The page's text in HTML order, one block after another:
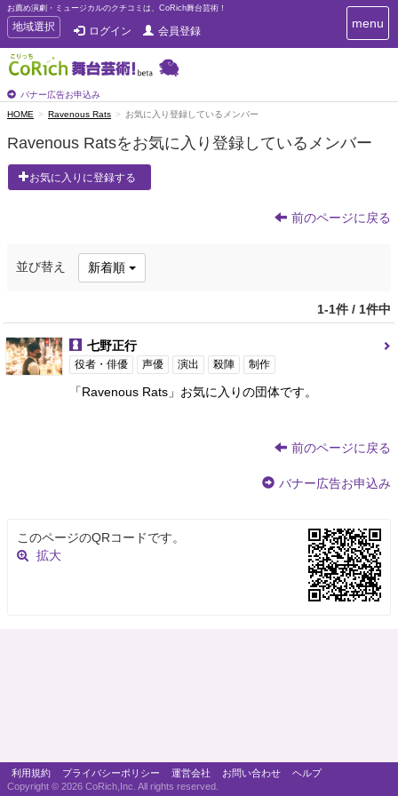
お薦め演劇・ミュージカルのクチコミは、CoRich舞台芸術！
T
o
g
g
e
n
v
i
a
地域選択 ログイン 会員登録
バナー広告お申込み
T
o
a
a
menu
HOME Ravenous Rats お気に入り登録しているメンバー
Ravenous Ratsをお気に入り登録しているメンバー
お気に入りに登録する
前のページに戻る
並び替え 新着順
1-1件 / 1件中
七野正行
役者・俳優 声優 演出 殺陣 制作
「Ravenous Rats」お気に入りの団体です。
前のページに戻る
バナー広告お申込み
このページのQRコードです。
拡大
利用規約 プライバシーポリシー 運営会社 お問い合わせ
ヘルプ
Copyright © 2026 CoRich,Inc. All rights reserved.